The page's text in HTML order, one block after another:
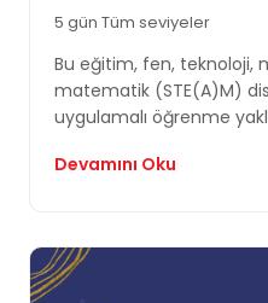
5 gün Tüm seviyeler
Bu eğitim, fen, teknoloji,
matematik (STE(A)M)
uygulamalı öğrenme
Devamını Oku